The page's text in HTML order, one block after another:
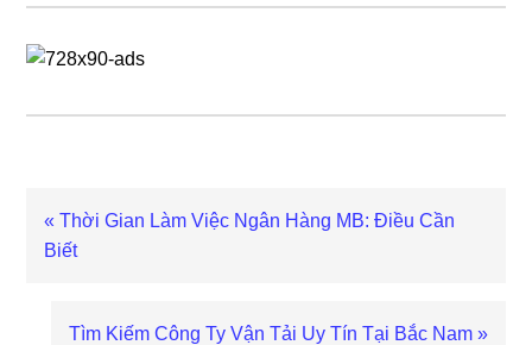
Previous
Post:
« Thời Gian Làm Việc Ngân Hàng MB: Điều Cần
Biết
Next
Tìm Kiếm Công Ty Vận Tải Uy Tín Tại Bắc Nam »